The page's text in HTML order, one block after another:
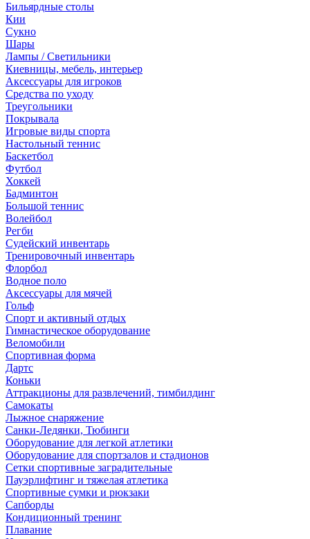
Бильярдные столы
Кии
Сукно
Шары
Лампы / Светильники
Киевницы, мебель, интерьер
Аксессуары для игроков
Средства по уходу
Треугольники
Покрывала
Игровые виды спорта
Настольный теннис
Баскетбол
Футбол
Хоккей
Бадминтон
Большой теннис
Волейбол
Регби
Судейский инвентарь
Тренировочный инвентарь
Флорбол
Водное поло
Аксессуары для мячей
Гольф
Спорт и активный отдых
Гимнастическое оборудование
Веломобили
Спортивная форма
Дартс
Коньки
Аттракционы для развлечений, тимбилдинг
Самокаты
Лыжное снаряжение
Санки-Ледянки, Тюбинги
Оборудование для легкой атлетики
Оборудование для спортзалов и стадионов
Сетки спортивные заградительные
Пауэрлифтинг и тяжелая атлетика
Спортивные сумки и рюкзаки
Сапборды
Кондиционный тренинг
Плавание